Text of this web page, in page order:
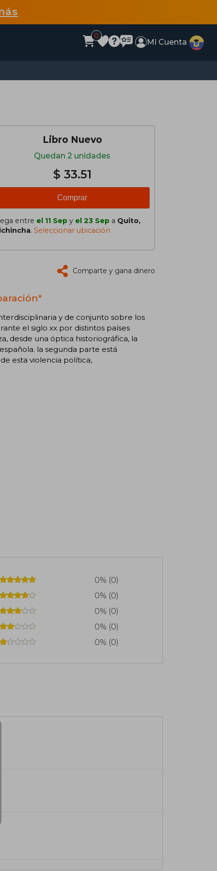
0
Mi Cuenta
Libro Nuevo
Quedan 2 unidades
$ 33.51
Comprar
entre el 11 Sep y el 23 Sep a Quito,
. Seleccionar ubicación
Comparte y gana dinero
y de conjunto sobre los
el siglo xx por distintos países
desde una óptica historiográfica, la
la segunda parte está
esta violencia política,
0% (0)
0% (0)
0% (0)
0% (0)
0% (0)